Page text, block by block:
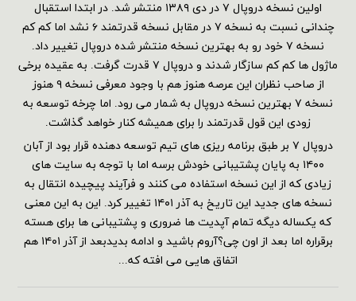
اولین نسخه دروپال ۷ در دی ۱۳۸۹ منتشر شد. در ابتدا استقبال
چندانی نسبت به نسخه ۷ در مقابل نسخه قدرتمند ۶ نشد اما کم کم
نسخه ۷ خود رو به بهترین نسخه منتشر شده دروپال تغییر داد.
ماژول ها کم کم سازگار شدند و دروپال ۷ قدرت گرفت. به عقیده برخی
از صاحب نظران این عرصه هنوز هم با وجود معرفی نسخه ۹ هنوز
نسخه ۷ بهترین نسخه دروپال به شمار می رود. اما چرخه توسعه به
زودی این قول قدرتمند را برای همیشه کنار خواهد گذاشت.
دروپال ۷ بر طبق برنامه ریزی های تیم توسعه دهنده قرار بود از آبان
۱۴۰۰ به پایان پشتیبانی خودش برسه اما با توجه به سایت های
زیادی که از این نسخه استفاده می کنند و فرآیند پیچیده انتقال به
نسخه های جدید این تاریخ به آذر ۱۴۰۱ تغییر کرد. این به این معنی
که یکساله دیگه تمام آپدیت ها ضروری و پشتیبانی ها برای هسته
برقراره اما بعد از اون چی؟آروم باشید و ادامه بدیدبعد از آذر ۱۴۰۱ هم
اتفاق هایی می افته که...